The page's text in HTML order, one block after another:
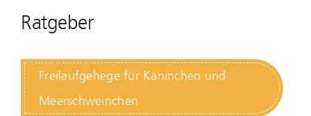
Ratgeber
Freilaufgehege für Kaninchen und
Meerschweinchen